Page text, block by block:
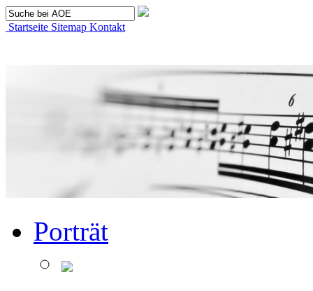
Startseite Sitemap Kontakt
Porträt